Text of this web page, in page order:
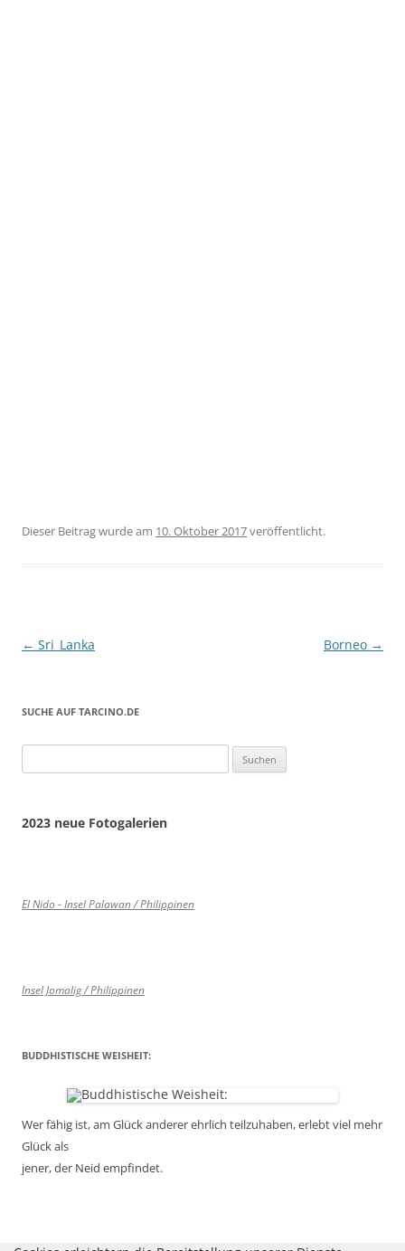
Dieser Beitrag wurdeam 10. Oktober 2017veröffentlicht.
Beitragsnavigation
← Sri_Lanka Borneo →
SUCHE AUF TARCINO.DE
nach:
2023 neue Fotogalerien
El Nido - Insel Palawan / Philippinen
Insel Jomalig / Philippinen
BUDDHISTISCHE WEISHEIT:
Wer fähig ist, am Glück anderer ehrlich teilzuhaben, erlebt viel mehr
Glück als
jener, der Neid empfindet.